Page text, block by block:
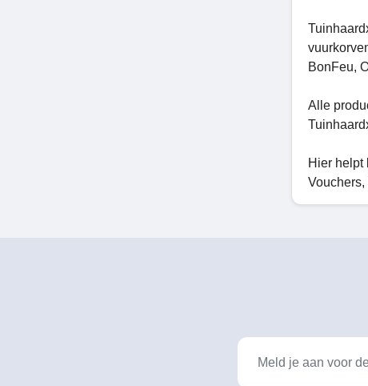
BonFeu,
Alle
Hier helpt